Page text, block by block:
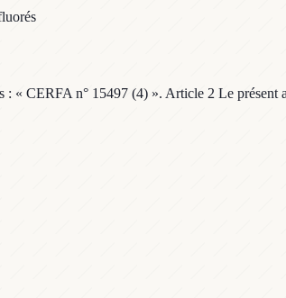
« CERFA n° 15497 (4) ». Article 2 Le présent